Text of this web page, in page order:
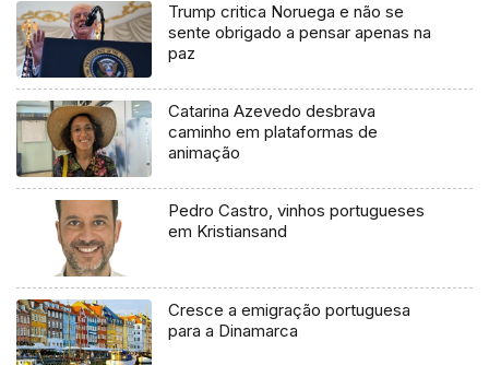
Trump critica Noruega e não se
sente obrigado a pensar apenas na
paz
Catarina Azevedo desbrava
caminho em plataformas de
animação
Pedro Castro, vinhos portugueses
em Kristiansand
Cresce a emigração portuguesa
para a Dinamarca